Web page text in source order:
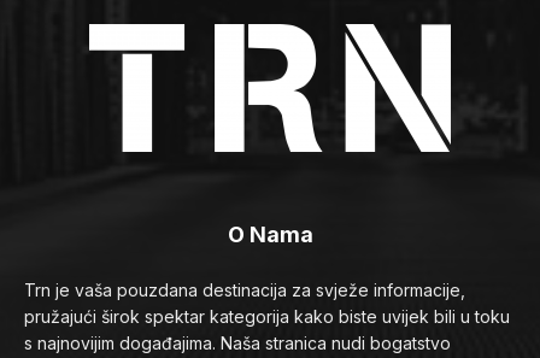
O Nama
Trn je vaša pouzdana destinacija za svježe informacije,
pružajući širok spektar kategorija kako biste uvijek bili u toku
s najnovijim događajima. Naša stranica nudi bogatstvo